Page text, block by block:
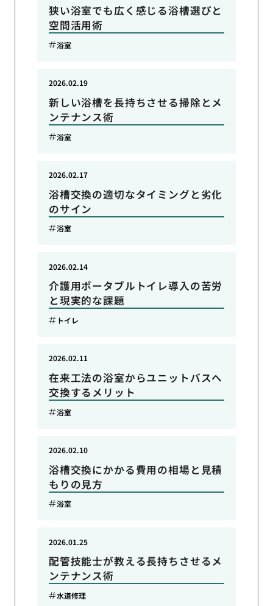
狭い浴室でも広く感じる浴槽選びと
空間活用術
浴室
新しい浴槽を長持ちさせる掃除とメ
ンテナンス術
2026.02.19
浴室
浴槽交換の適切なタイミングと劣化
のサイン
2026.02.17
浴室
介護用ポータブルトイレ導入の苦労
と現実的な課題
2026.02.14
トイレ
在来工法の浴室からユニットバスへ
交換するメリット
2026.02.11
浴室
浴槽交換にかかる費用の相場と見積
もりの見方
2026.02.10
浴室
配管技能士が教える長持ちさせるメ
ンテナンス術
2026.01.25
水道修理